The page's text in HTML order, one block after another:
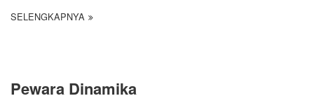
SELENGKAPNYA
Pewara Dinamika